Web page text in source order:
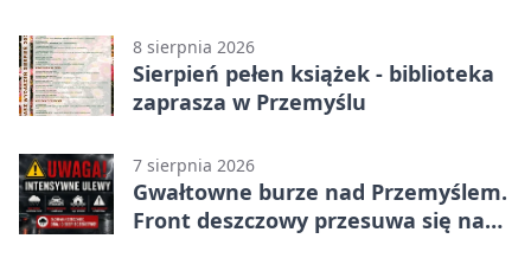
8 sierpnia 2026
Sierpień pełen książek - biblioteka
zaprasza w Przemyślu
7 sierpnia 2026
Gwałtowne burze nad Przemyślem.
Front deszczowy przesuwa się na